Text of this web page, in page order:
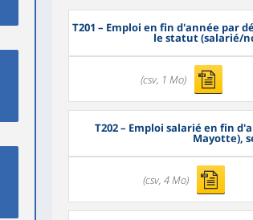
T201 – Emploi en fin d'année par
le statut (salarié/
(csv, 1 Mo)
T202– Emploi salarié en fin
Mayotte),
(csv, 4 Mo)